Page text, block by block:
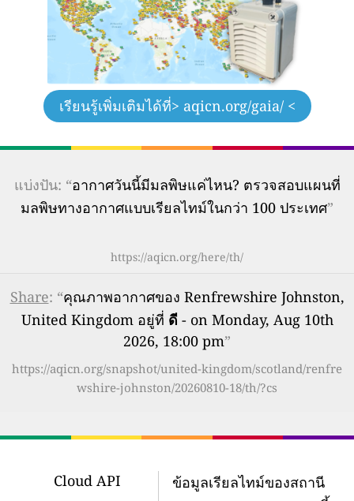
เรียนรู้เพิ่มเติมได้ที่> aqicn.org/gaia/ <
แบ่งปัน: “อากาศวันนี้มีมลพิษแค่ไหน? ตรวจสอบแผนที่
มลพิษทางอากาศแบบเรียลไทม์ในกว่า 100 ประเทศ”
https://aqicn.org/here/th/
Share: “คุณภาพอากาศของ Renfrewshire Johnston,
United Kingdom อยู่ที่ ดี- on Monday, Aug 10th
2026, 18:00 pm”
https://aqicn.org/snapshot/united-kingdom/scotland/renfre
wshire-johnston/20260810-18/th/?cs
Cloud API
ข้อมูลเรียลไทม์ของสถานี